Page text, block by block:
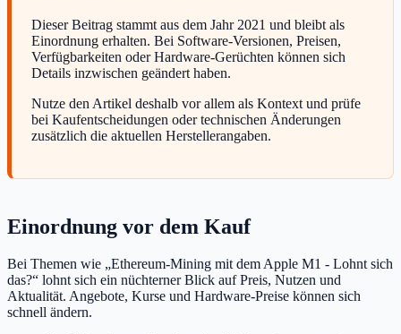
Dieser Beitrag stammt aus dem Jahr 2021 und bleibt als
Einordnung erhalten. Bei Software-Versionen, Preisen,
Verfügbarkeiten oder Hardware-Gerüchten können sich
Details inzwischen geändert haben.
Nutze den Artikel deshalb vor allem als Kontext und prüfe
bei Kaufentscheidungen oder technischen Änderungen
zusätzlich die aktuellen Herstellerangaben.
Einordnung vor dem Kauf
Bei Themen wie „Ethereum-Mining mit dem Apple M1 - Lohnt sich
das?“ lohnt sich ein nüchterner Blick auf Preis, Nutzen und
Aktualität. Angebote, Kurse und Hardware-Preise können sich
schnell ändern.